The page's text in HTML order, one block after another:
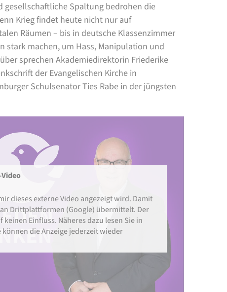
gesellschaftliche Spaltung bedrohen die
Krieg findet heute nicht nur auf
Räumen – bis in deutsche Klassenzimmer
stark machen, um Hass, Manipulation und
sprechen Akademiedirektorin Friederike
der Evangelischen Kirche in
Schulsenator Ties Rabe in der jüngsten
dieses externe Video angezeigt wird. Damit
Drittplattformen (Google) übermittelt. Der
Einfluss. Näheres dazu lesen Sie in
die Anzeige jederzeit wieder